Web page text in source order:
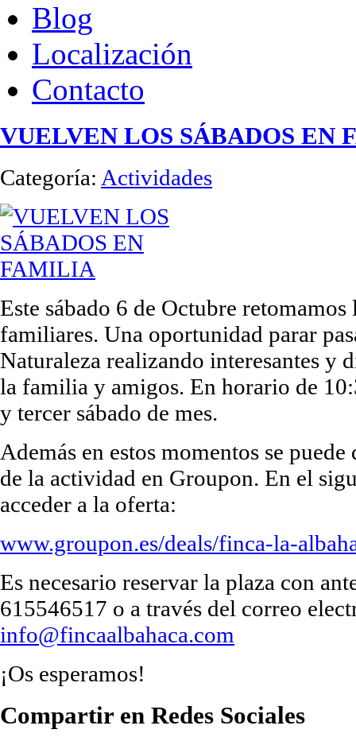
Blog
Localización
Contacto
VUELVEN LOS SÁBADOS EN
Categoría: Actividades
Este sábado 6 de Octubre retomamos
familiares. Una oportunidad parar
Naturaleza realizando interesantes y
la familia y amigos. En horario de
y tercer sábado de mes.
Además en estos momentos se
de la actividad en Groupon. En el
acceder a la oferta:
www.groupon.es/deals/finca-la-
Es necesario reservar la plaza con
615546517 o a través del correo
info@fincaalbahaca.com
¡Os esperamos!
Compartir en Redes Sociales